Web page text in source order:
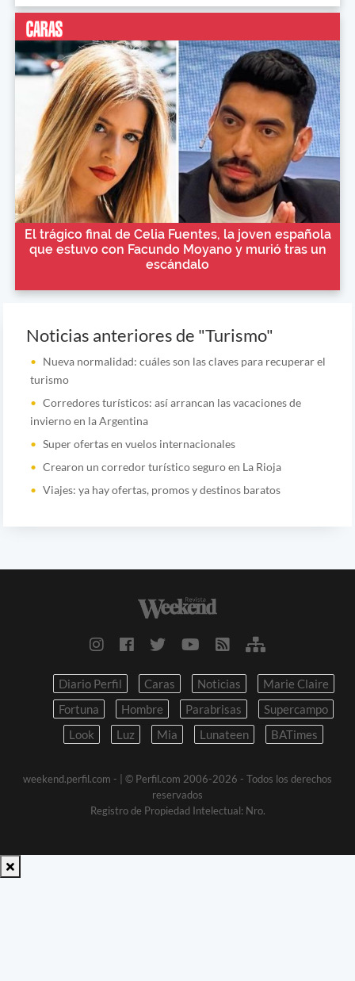
El trágico final de Celia Fuentes, la joven española
que estuvo con Facundo Moyano y murió tras un
escándalo
Noticias anteriores de "Turismo"
Nueva normalidad: cuáles son las claves para recuperar el
turismo
Corredores turísticos: así arrancan las vacaciones de
invierno en la Argentina
Super ofertas en vuelos internacionales
Crearon un corredor turístico seguro en La Rioja
Viajes: ya hay ofertas, promos y destinos baratos
Diario Perfil Caras Noticias
Marie Claire
Fortuna
Hombre Parabrisas
Supercampo
Look
Luz Mia Lunateen BATimes
weekend.perfil.com -
| © Perfil.com 2006-2026 - Todos los derechos
reservados
Registro de Propiedad Intelectual: Nro.